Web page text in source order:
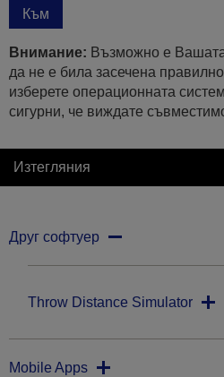
Към
Внимание: Възможно е
да не е била засечена
изберете операционната
сигурни, че виждате
Изтегляния
Друг софтуер
Throw Distance Simulator
Mobile Apps